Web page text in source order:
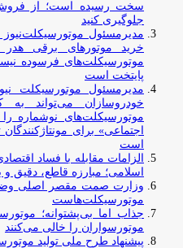
سخت رسیده است؛ از فروش
جلوگیری کنید
مدیرمسئول
خرید موتورهای برقی هدر
موتورسیکلت‌های فرسوده
پایتخت است
مدیرمسئول موتورسیکلت
خودروسازان می‌تواند به
موتورسیکلت‌های نوشماره
اجتماعی» برای
است
الزامات مقابله با فساد
اسلامی؛ مبارزه قاطع، دقیق
وزارت صمت مقصر اصلی
موتورسیکلت‌هاست
جذاب اما بی‌پشتوانه؛
موتورسواران را خالی می‌کنند
پیشنهاد طرح ملی تولید